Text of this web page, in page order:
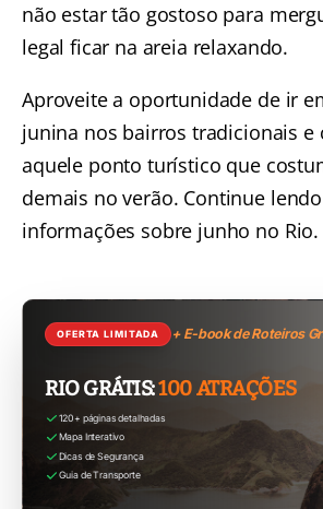
não estar tão gostoso para
legal ficar na areia relaxando.
Aproveite a oportunidade de ir
junina nos bairros tradicionais e
aquele ponto turístico que
demais no verão. Continue
informações sobre junho no Rio.
OFERTA LIMITADA + E-book de Roteiros
RIO GRÁTIS:100 ATRAÇÕES
120+ páginas detalhadas
Mapa Interativo
Dicas de Segurança
Guia de Transporte